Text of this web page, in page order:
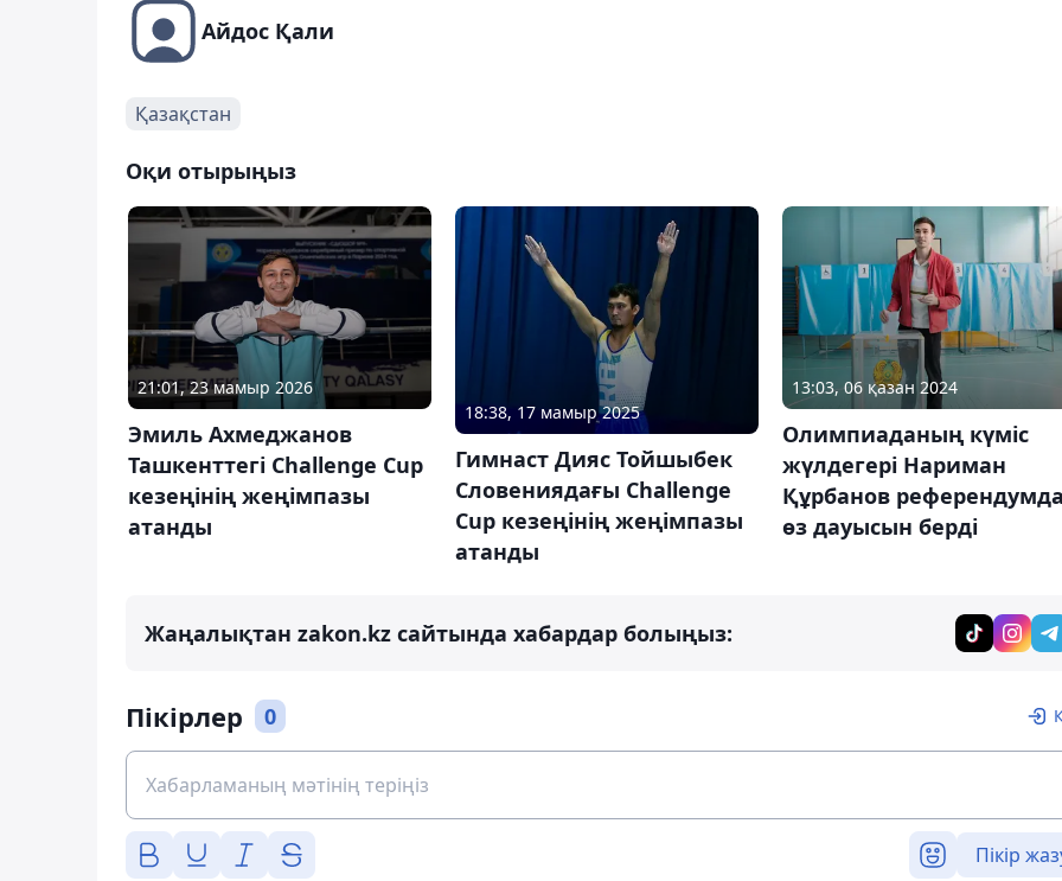
Айдос Қали
Қазақстан
Оқи отырыңыз
21:01, 23 мамыр 2026
Эмиль Ахмеджанов
Ташкенттегі Challenge Cup
кезеңінің жеңімпазы
атанды
18:38, 17 мамыр 2025
Гимнаст Дияс Тойшыбек
Словениядағы Challenge
Cup кезеңінің жеңімпазы
атанды
13:03, 06 қазан 2024
Олимпиаданың күміс
жүлдегері Нариман
Құрбанов
өз дауысын берді
Жаңалықтан zakon.kz сайтында хабардар болыңыз:
Пікірлер 0
Пікір